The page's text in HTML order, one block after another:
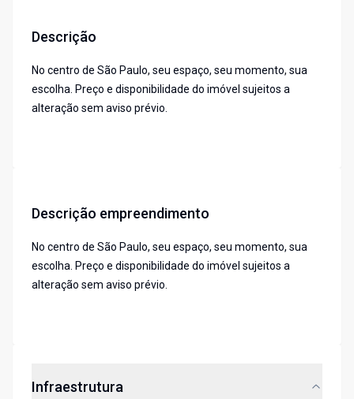
Descrição
No centro de São Paulo, seu espaço, seu momento, sua
escolha. Preço e disponibilidade do imóvel sujeitos a
alteração sem aviso prévio.
Descrição empreendimento
No centro de São Paulo, seu espaço, seu momento, sua
escolha. Preço e disponibilidade do imóvel sujeitos a
alteração sem aviso prévio.
Infraestrutura